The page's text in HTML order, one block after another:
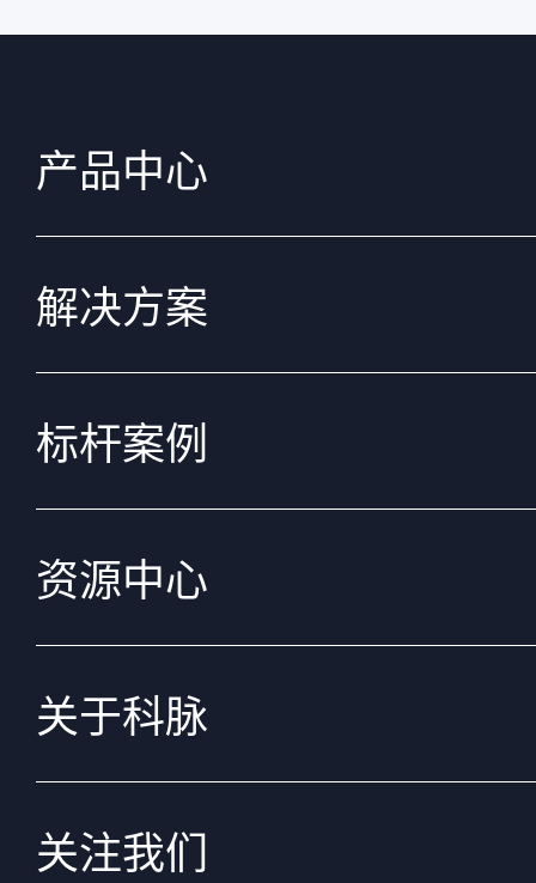
产品中心
解决方案
标杆案例
资源中心
关于科脉
关注我们